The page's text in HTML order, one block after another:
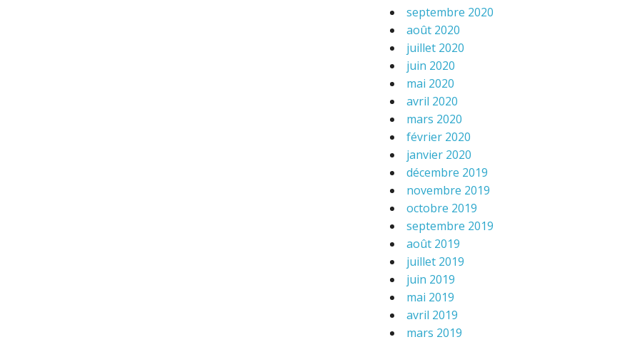
septembre 2020
août 2020
juillet 2020
juin 2020
mai 2020
avril 2020
mars 2020
février 2020
janvier 2020
décembre 2019
novembre 2019
octobre 2019
septembre 2019
août 2019
juillet 2019
juin 2019
mai 2019
avril 2019
mars 2019